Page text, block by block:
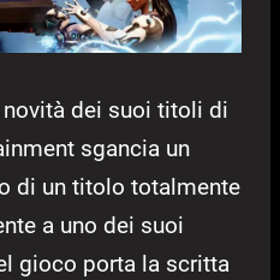
novità dei suoi titoli di
sgancia un
di un titolo totalmente
a uno dei suoi
gioco porta la scritta